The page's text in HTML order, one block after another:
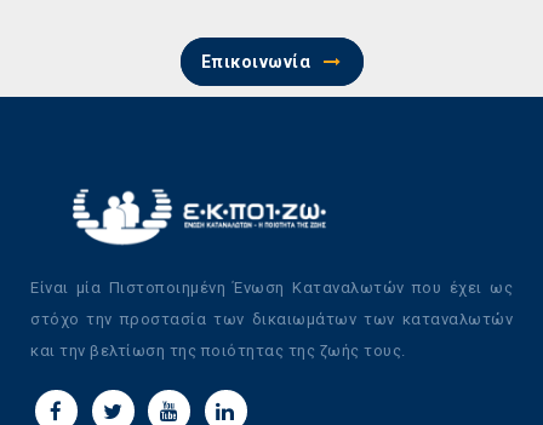
Επικοινωνία
Είναι μία Πιστοποιημένη Ένωση Καταναλωτών που έχει ως
στόχο την προστασία των δικαιωμάτων των καταναλωτών
και την βελτίωση της ποιότητας της ζωής τους.